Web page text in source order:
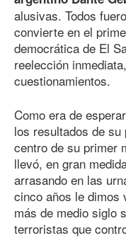
alusivas. Todos
convierte en el
democrática de El
reelección
cuestionamientos.
Como era de
los resultados de
centro de su primer
llevó, en gran
arrasando en las
cinco años le dimos
más de medio siglo
terroristas que